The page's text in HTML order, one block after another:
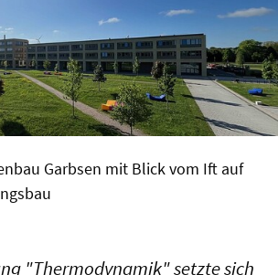
Garbsen mit Blick vom Ift auf
"Thermodynamik" setzte sich